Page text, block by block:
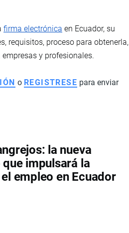
firma electrónica en Ecuador, su
requisitos, proceso para obtenerla,
y profesionales.
o REGISTRESE para enviar
la nueva
impulsará la
empleo en Ecuador